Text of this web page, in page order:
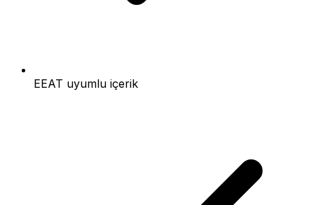
EEAT uyumlu içerik